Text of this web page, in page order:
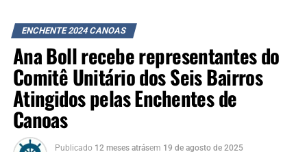
ENCHENTE 2024 CANOAS
Ana Boll recebe representantes do
Comitê Unitário dos Seis Bairros
Atingidos pelas Enchentes de
Canoas
Publicado 12 meses atrásem 19 de agosto de 2025